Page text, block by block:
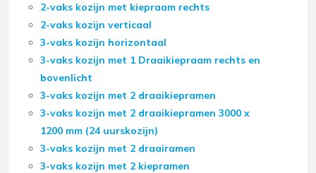
2-vaks kozijn met kiepraam rechts
2-vaks kozijn verticaal
3-vaks kozijn horizontaal
3-vaks kozijn met 1 Draaikiepraam rechts en
bovenlicht
3-vaks kozijn met 2 draaikiepramen
3-vaks kozijn met 2 draaikiepramen 3000 x
1200 mm (24 uurskozijn)
3-vaks kozijn met 2 draairamen
3-vaks kozijn met 2 kiepramen